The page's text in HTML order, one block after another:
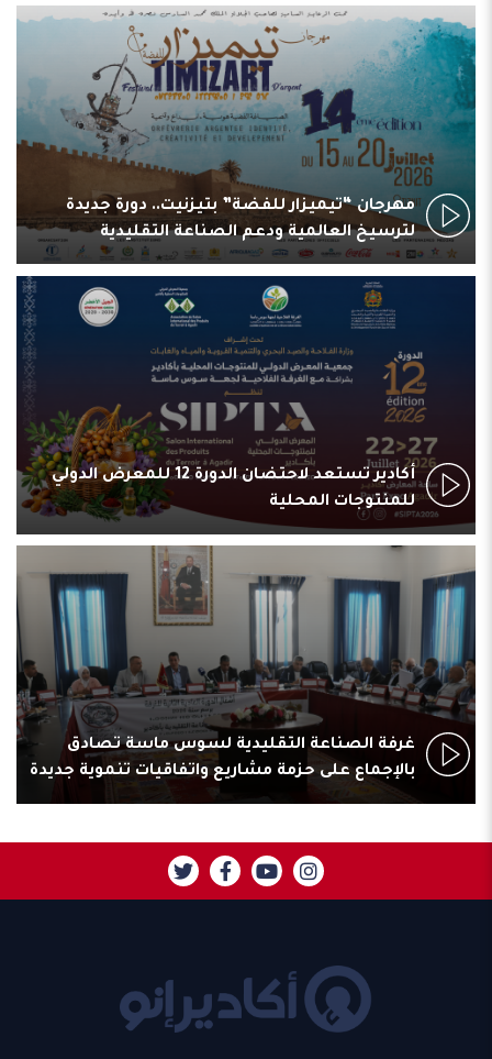
مهرجان “تيميزار للفضة” بتيزنيت.. دورة جديدة
لترسيخ العالمية ودعم الصناعة التقليدية
أكادير تستعد لاحتضان الدورة 12 للمعرض الدولي
للمنتوجات المحلية
غرفة الصناعة التقليدية لسوس ماسة تصادق
بالإجماع على حزمة مشاريع واتفاقيات تنموية جديدة